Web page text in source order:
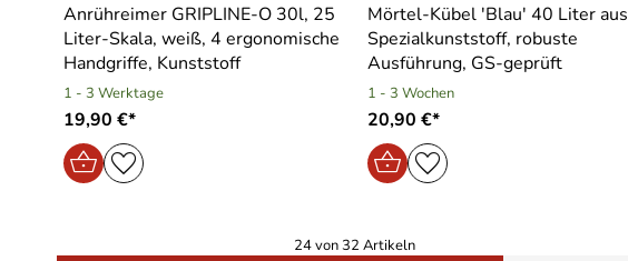
Anrühreimer GRIPLINE-O 30l, 25
Liter-Skala, weiß, 4 ergonomische
Handgriffe, Kunststoff
1 - 3 Werktage
19,90 €*
Mörtel-Kübel ′Blau′ 40 Liter aus
Spezialkunststoff, robuste
Ausführung, GS-geprüft
1 - 3 Wochen
20,90 €*
24 von 32 Artikeln